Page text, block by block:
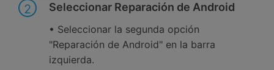
2 Seleccionar Reparación de Android
• Seleccionar la segunda opción
"Reparación de Android" en la barra
izquierda.